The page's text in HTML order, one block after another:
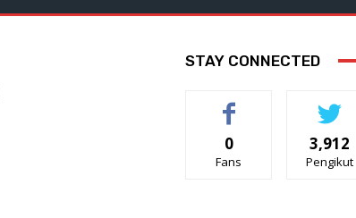
STAY CONNECTED
0
Fans
3,912
Pengikut